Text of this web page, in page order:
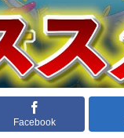
Facebook